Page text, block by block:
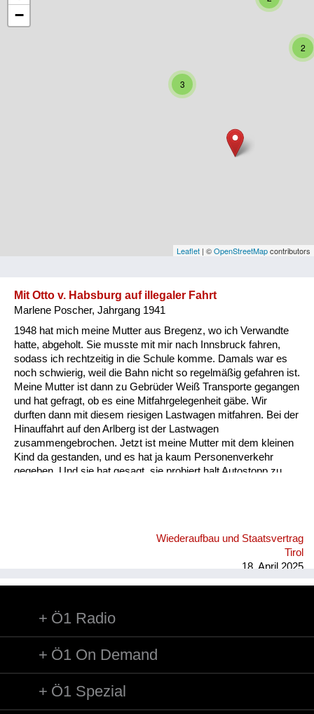
Niederösterreich
Vorarlberg
Kategorie
Besatzungsmächte
Frauen, Mütter, Kinder
Versorgung
Heimkehrer
Fluchtgeschichten
Wiederaufbau und
2
3
−
Leaflet | ©OpenStreetMapcontributors
Mit Otto v. Habsburg auf illegaler Fahrt
Marlene Poscher, Jahrgang 1941
1948 hat mich meine Mutter aus Bregenz, wo ich Verwandte
hatte, abgeholt. Sie musste mit mir nach Innsbruck fahren,
sodass ich rechtzeitig in die Schule komme. Damals war es
noch schwierig, weil die Bahn nicht so regelmäßig gefahren ist.
Meine Mutter ist dann zu Gebrüder Weiß Transporte gegangen
und hat gefragt, ob es eine Mitfahrgelegenheit gäbe. Wir
durften dann mit diesem riesigen Lastwagen mitfahren. Bei der
Hinauffahrt auf den Arlberg ist der Lastwagen
zusammengebrochen. Jetzt ist meine Mutter mit dem kleinen
Kind da gestanden, und es hat ja kaum Personenverkehr
gegeben. Und sie hat gesagt, sie probiert halt Autostopp zu
Mutter konnte vorne einsteigen und ich bin hinten bei dem
anderen Herren gesessen. Zu dieser Zeit damals konnte ich
Wiederaufbau und Staatsvertrag
Tirol
18. April 2025
Ö1 Radio
Ö1 On Demand
Ö1 Spezial